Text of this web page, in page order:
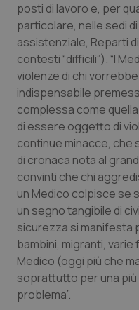
Valle D’Aosta
Veneto
Oncoematologia
Oncologia &
Psoriasi & pelle
Quotidiano
Quotidiano
Quotidiano
Quotidiano
posti di lavoro e, per
particolare, nelle sedi di
assistenziale, Reparti
contesti “difficili”). “I
violenze di chi
indispensabile
complessa come
di essere oggetto di
continue minacce,
di cronaca nota al
convinti che chi
un Medico colpisce se
un segno tangibile di
sicurezza si manifesta
bambini, migranti,
Medico (oggi più che
soprattutto per una
problema”.